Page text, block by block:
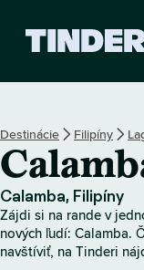
Destinácie Filipíny
Calamba, Filipíny
Zájdi si na rande v
nových ľudí: Calamba.
navštíviť, na Tinderi